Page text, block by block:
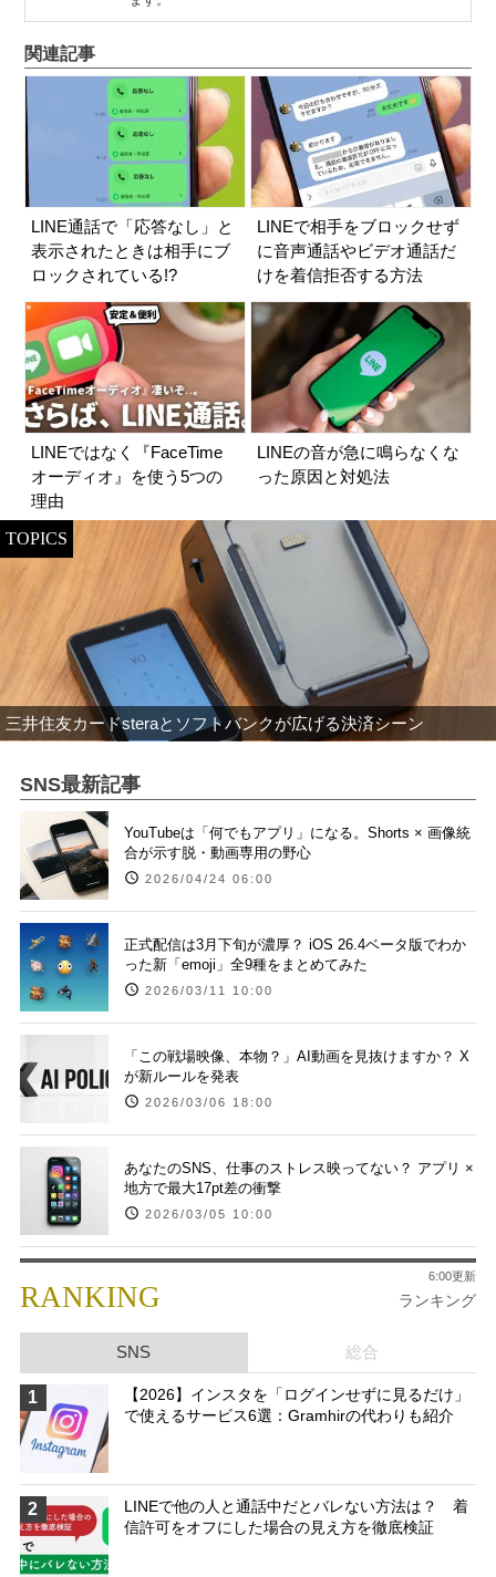
関連記事
LINE通話で「応答なし」と
表示されたときは相手にブ
ロックされている!?
LINEで相手をブロックせず
に音声通話やビデオ通話だ
けを着信拒否する方法
LINEではなく『FaceTime
オーディオ』を使う5つの
理由
LINEの音が急に鳴らなくな
った原因と対処法
TOPICS
三井住友カードsteraとソフトバンクが広げる決済シーン
SNS最新記事
YouTubeは「何でもアプリ」になる。Shorts × 画像統
合が示す脱・動画専用の野心
2026/04/24 06:00
正式配信は3月下旬が濃厚？ iOS 26.4ベータ版でわか
った新「emoji」全9種をまとめてみた
2026/03/11 10:00
「この戦場映像、本物？」AI動画を見抜けますか？ X
が新ルールを発表
2026/03/06 18:00
あなたのSNS、仕事のストレス映ってない？ アプリ ×
地方で最大17pt差の衝撃
2026/03/05 10:00
RANKING ランキング
6:00更新
SNS 総合
1
【2026】インスタを「ログインせずに見るだけ」
で使えるサービス6選：Gramhirの代わりも紹介
2
LINEで他の人と通話中だとバレない方法は？ 着
信許可をオフにした場合の見え方を徹底検証